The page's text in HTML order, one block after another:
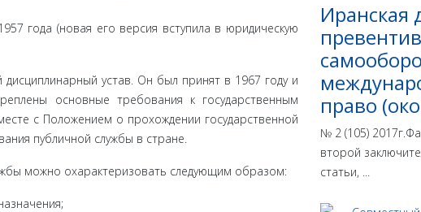
года (новая его версия вступила в юридическую
устав. Он был принят в 1967 году и
основные требования к государственным
с Положением о прохождении государствен­ной
публичной службы в стране.
можно охарактеризовать следующим образом:
Иранская
право
№ 2 (105)
второй
статьи, ...